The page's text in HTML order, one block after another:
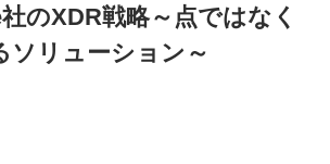
のXDR戦略～点ではなく
ソリューション～